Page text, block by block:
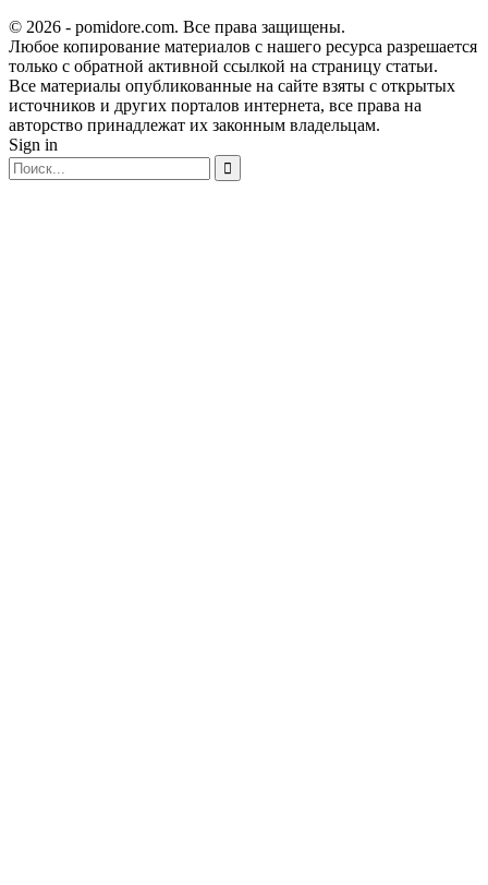
© 2026 - pomidore.com. Все права защищены.
Любое копирование материалов с нашего ресурса разрешается
только с обратной активной ссылкой на страницу статьи.
Все материалы опубликованные на сайте взяты с открытых
источников и других порталов интернета, все права на
авторство принадлежат их законным владельцам.
Sign in